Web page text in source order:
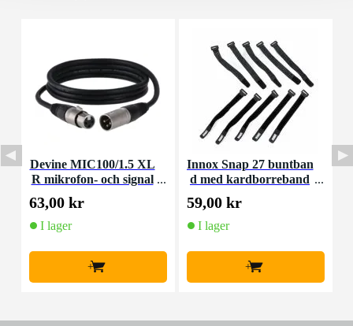
Devine MIC100/1.5 XL
R mikrofon- och signal
kabel 1,5 meter
63,00 kr
I lager
+
Innox Snap 27 buntban
d med kardborreband
59,00 kr
I lager
+